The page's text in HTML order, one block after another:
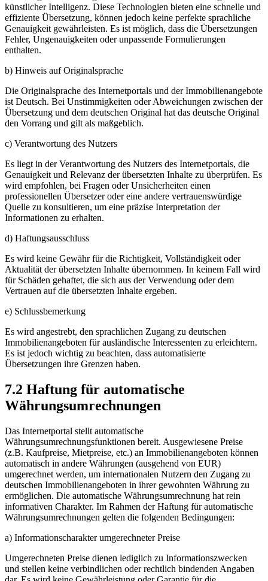
künstlicher Intelligenz. Diese Technologien bieten eine schnelle und
effiziente Übersetzung, können jedoch keine perfekte sprachliche
Genauigkeit gewährleisten. Es ist möglich, dass die Übersetzungen
Fehler, Ungenauigkeiten oder unpassende Formulierungen
enthalten.
b) Hinweis auf Originalsprache
Die Originalsprache des Internetportals und der Immobilienangebote
ist Deutsch. Bei Unstimmigkeiten oder Abweichungen zwischen der
Übersetzung und dem deutschen Original hat das deutsche Original
den Vorrang und gilt als maßgeblich.
c) Verantwortung des Nutzers
Es liegt in der Verantwortung des Nutzers des Internetportals, die
Genauigkeit und Relevanz der übersetzten Inhalte zu überprüfen. Es
wird empfohlen, bei Fragen oder Unsicherheiten einen
professionellen Übersetzer oder eine andere vertrauenswürdige
Quelle zu konsultieren, um eine präzise Interpretation der
Informationen zu erhalten.
d) Haftungsausschluss
Es wird keine Gewähr für die Richtigkeit, Vollständigkeit oder
Aktualität der übersetzten Inhalte übernommen. In keinem Fall wird
für Schäden gehaftet, die sich aus der Verwendung oder dem
Vertrauen auf die übersetzten Inhalte ergeben.
e) Schlussbemerkung
Es wird angestrebt, den sprachlichen Zugang zu deutschen
Immobilienangeboten für ausländische Interessenten zu erleichtern.
Es ist jedoch wichtig zu beachten, dass automatisierte
Übersetzungen ihre Grenzen haben.
7.2 Haftung für automatische
Währungsumrechnungen
Das Internetportal stellt automatische
Währungsumrechnungsfunktionen bereit. Ausgewiesene Preise
(z.B. Kaufpreise, Mietpreise, etc.) an Immobilienangeboten können
automatisch in andere Währungen (ausgehend von EUR)
umgerechnet werden, um internationalen Nutzern den Zugang zu
deutschen Immobilienangeboten in ihrer gewohnten Währung zu
ermöglichen. Die automatische Währungsumrechnung hat rein
informativen Charakter. Im Rahmen der Haftung für automatische
Währungsumrechnungen gelten die folgenden Bedingungen:
a) Informationscharakter umgerechneter Preise
Umgerechneten Preise dienen lediglich zu Informationszwecken
und stellen keine verbindlichen oder rechtlich bindenden Angaben